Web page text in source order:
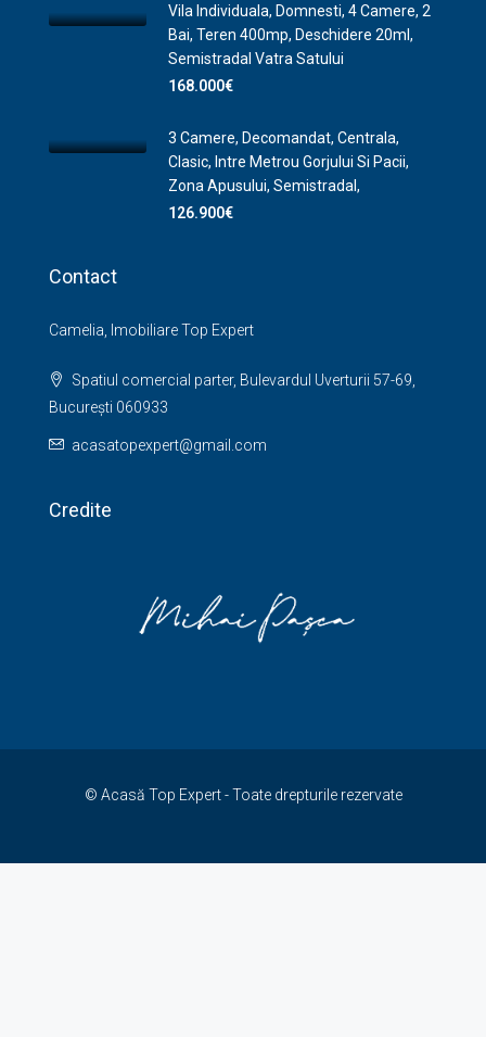
Vila Individuala, Domnesti, 4 Camere, 2
Bai, Teren 400mp, Deschidere 20ml,
Semistradal Vatra Satului
168.000€
3 Camere, Decomandat, Centrala,
Clasic, Intre Metrou Gorjului Si Pacii,
Zona Apusului, Semistradal,
126.900€
Contact
Camelia, Imobiliare Top Expert
Spatiul comercial parter, Bulevardul Uverturii 57-69,
București 060933
acasatopexpert@gmail.com
Credite
© Acasă Top Expert - Toate drepturile rezervate